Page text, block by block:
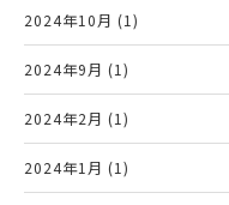
2024年10月 (1)
2024年9月 (1)
2024年2月 (1)
2024年1月 (1)